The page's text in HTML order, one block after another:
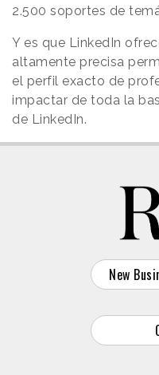
2.500 soportes de
Y es que LinkedIn
altamente precisa
el perfil exacto de
impactar de toda la
de LinkedIn.
New